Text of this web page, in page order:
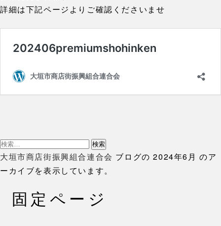
詳細は下記ページよりご確認くださいませ
検
索:
大垣市商店街振興組合連合会 ブログの 2024年6月 のア
ーカイブを表示しています。
固定ページ